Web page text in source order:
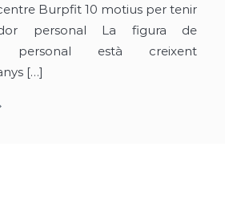
Burpfit 10 motius per tenir
personal La figura de
personal està creixent
[…]